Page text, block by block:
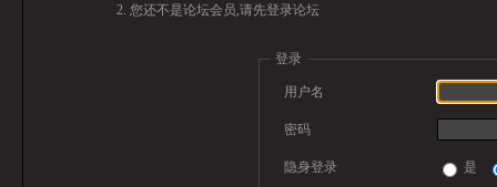
您还不是论坛会员,请先登录论坛
登录
用户名
密码
隐身登录 是